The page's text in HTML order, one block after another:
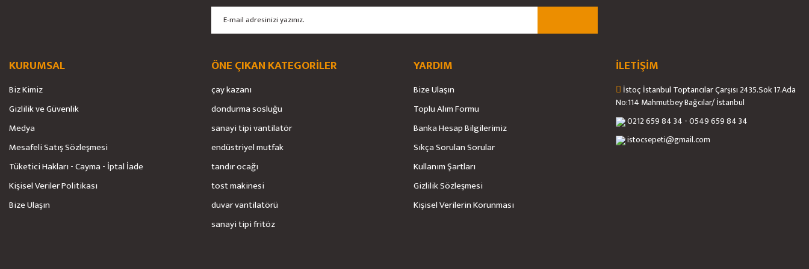
Gönder
KURUMSAL
Biz Kimiz
Gizlilik ve Güvenlik
Medya
Mesafeli Satış Sözleşmesi
Tüketici Hakları - Cayma - İptal İade
Kişisel Veriler Politikası
Bize Ulaşın
ÖNE ÇIKAN KATEGORİLER
çay kazanı
dondurma sosluğu
sanayi tipi vantilatör
endüstriyel mutfak
tandır ocağı
tost makinesi
duvar vantilatörü
sanayi tipi fritöz
YARDIM
Bize Ulaşın
Toplu Alım Formu
Banka Hesap Bilgilerimiz
Sıkça Sorulan Sorular
Kullanım Şartları
Gizlilik Sözleşmesi
Kişisel Verilerin Korunması
İLETİŞİM
İstoç İstanbul Toptancılar Çarşısı 2435.Sok 17.Ada
No:114 Mahmutbey Bağcılar/ İstanbul
0212 659 84 34 - 0549 659 84 34
istocsepeti@gmail.com